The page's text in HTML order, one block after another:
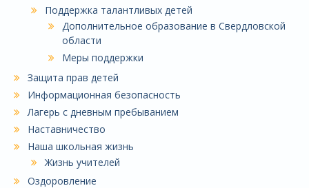
Поддержка талантливых детей
Дополнительное образование в Свердловской
области
Меры поддержки
Защита прав детей
Информационная безопасность
Лагерь с дневным пребыванием
Наставничество
Наша школьная жизнь
Жизнь учителей
Оздоровление